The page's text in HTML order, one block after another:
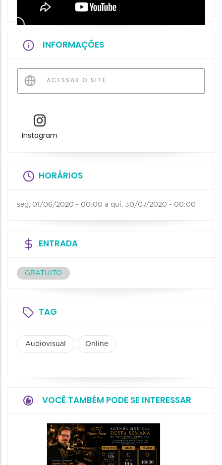
INFORMAÇÕES
ACESSAR O SITE
Instagram
HORÁRIOS
seg, 01/06/2020 - 00:00 a qui, 30/07/2020 - 00:00
ENTRADA
GRATUITO
TAG
Audiovisual Online
VOCÊ TAMBÉM PODE SE INTERESSAR